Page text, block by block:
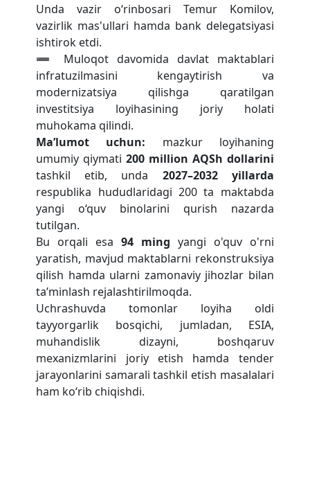
Unda vazir o‘rinbosari Temur Komilov,
vazirlik mas'ullari hamda bank delegatsiyasi
ishtirok etdi.
➖ Muloqot davomida davlat maktablari
infratuzilmasini kengaytirish va
modernizatsiya qilishga qaratilgan
investitsiya loyihasining joriy holati
muhokama qilindi.
Ma’lumot uchun: mazkur loyihaning
umumiy qiymati200 million AQSh dollarini
tashkil etib, unda 2027–2032 yillarda
respublika hududlaridagi 200 ta maktabda
yangi o‘quv binolarini qurish nazarda
tutilgan.
Bu orqali esa94 ming yangi o'quv o'rni
yaratish, mavjud maktablarni rekonstruksiya
qilish hamda ularni zamonaviy jihozlar bilan
ta’minlash rejalashtirilmoqda.
Uchrashuvda tomonlar loyiha oldi
tayyorgarlik bosqichi, jumladan, ESIA,
muhandislik dizayni, boshqaruv
mexanizmlarini joriy etish hamda tender
jarayonlarini samarali tashkil etish masalalari
ham ko‘rib chiqishdi.